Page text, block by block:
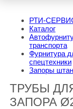
РТИ-
Каталог
транспорта
Фурнитура
спецтехники
Запоры
ТРУБЫ
ЗАПОРА